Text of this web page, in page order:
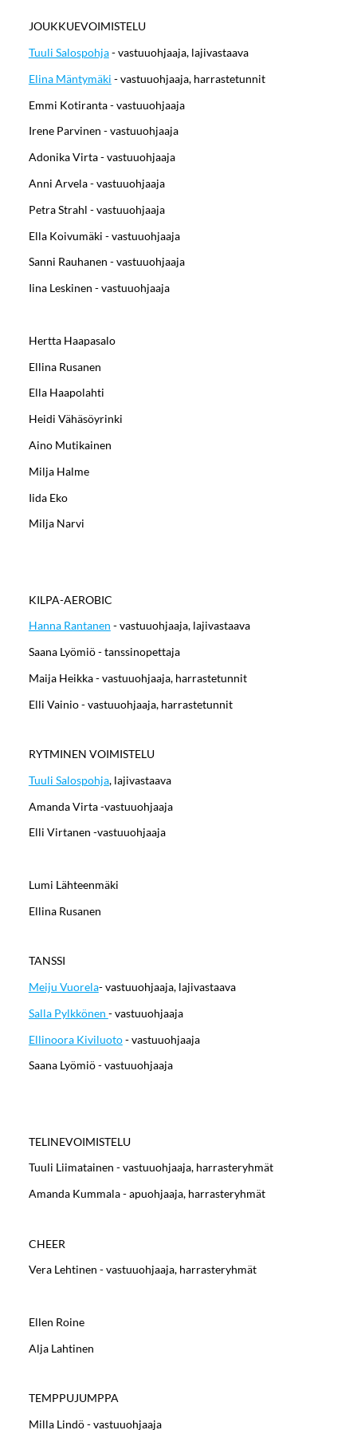
JOUKKUEVOIMISTELU
Tuuli Salospohja- vastuuohjaaja, lajivastaava
Elina Mäntymäki - vastuuohjaaja, harrastetunnit
Emmi Kotiranta - vastuuohjaaja
Irene Parvinen - vastuuohjaaja
Adonika Virta - vastuuohjaaja
Anni Arvela - vastuuohjaaja
Petra Strahl - vastuuohjaaja
Ella Koivumäki - vastuuohjaaja
Sanni Rauhanen - vastuuohjaaja
Iina Leskinen - vastuuohjaaja
Hertta Haapasalo
Ellina Rusanen
Ella Haapolahti
Heidi Vähäsöyrinki
Aino Mutikainen
Milja Halme
Iida Eko
Milja Narvi
KILPA-AEROBIC
Hanna Rantanen - vastuuohjaaja, lajivastaava
Saana Lyömiö - tanssinopettaja
Maija Heikka - vastuuohjaaja, harrastetunnit
Elli Vainio - vastuuohjaaja, harrastetunnit
RYTMINEN VOIMISTELU
Tuuli Salospohja, lajivastaava
Amanda Virta -vastuuohjaaja
Elli Virtanen -vastuuohjaaja
Lumi Lähteenmäki
Ellina Rusanen
TANSSI
Meiju Vuorela- vastuuohjaaja, lajivastaava
Salla Pylkkönen - vastuuohjaaja
Ellinoora Kiviluoto- vastuuohjaaja
Saana Lyömiö - vastuuohjaaja
TELINEVOIMISTELU
Tuuli Liimatainen - vastuuohjaaja, harrasteryhmät
Amanda Kummala - apuohjaaja, harrasteryhmät
CHEER
Vera Lehtinen - vastuuohjaaja, harrasteryhmät
Ellen Roine
Alja Lahtinen
TEMPPUJUMPPA
Milla Lindö - vastuuohjaaja